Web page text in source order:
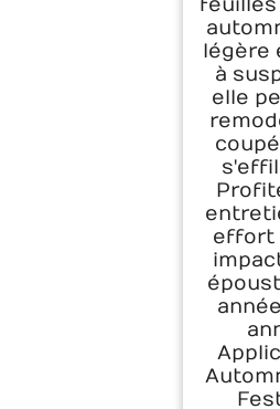
feuilles
légère
à
elle
effort